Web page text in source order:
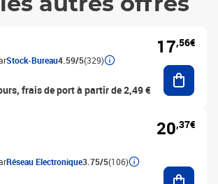
Stock-Bureau4.59/5(329)
frais de port à partir de 2,49 €
17,56€
Réseau Electronique3.75/5(106)
20,37€